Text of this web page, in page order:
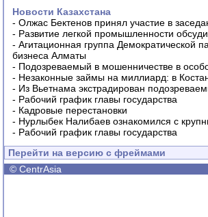
Новости Казахстана
- Олжас Бектенов принял участие в
- Развитие легкой промышленности
- Агитационная группа Демократической
бизнеса Алматы
- Подозреваемый в мошенничестве в
- Незаконные займы на миллиард: в
- Из Вьетнама экстрадирован
- Рабочий график главы государства
- Кадровые перестановки
- Нурлыбек Налибаев ознакомился с
- Рабочий график главы государства
Перейти на версию с фреймами
© CentrAsia